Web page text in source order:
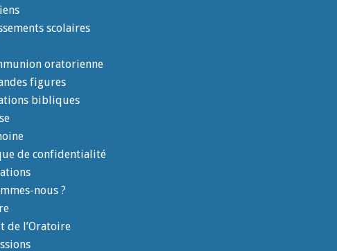
scolaires
oratorienne
figures
bibliques
de confidentialité
nous ?
de l’Oratoire